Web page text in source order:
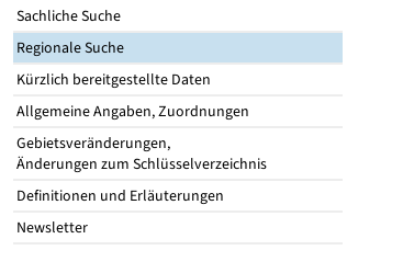
Sachliche Suche
Regionale Suche
Kürzlich bereitgestellte Daten
Allgemeine Angaben, Zuordnungen
Gebietsveränderungen,
Änderungen zum Schlüsselverzeichnis
Definitionen und Erläuterungen
Newsletter